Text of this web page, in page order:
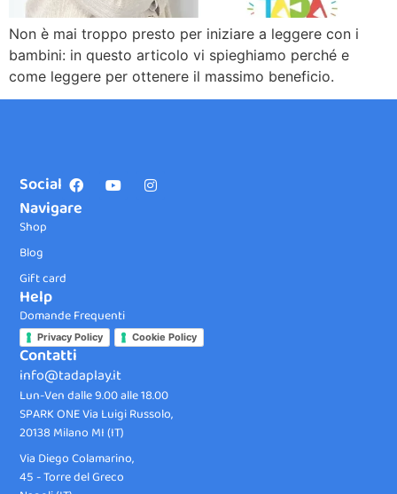
Non è mai troppo presto per iniziare a leggere con i
bambini: in questo articolo vi spieghiamo perché e
come leggere per ottenere il massimo beneficio.
Navigare
Shop
Blog
Gift card
Help
Domande Frequenti
Privacy Policy Cookie Policy
Contatti
info@tadaplay.it
Lun-Ven dalle 9.00 alle 18.00
SPARK ONE Via Luigi Russolo,
20138 Milano MI (IT)
Via Diego Colamarino,
45 - Torre del Greco
Social